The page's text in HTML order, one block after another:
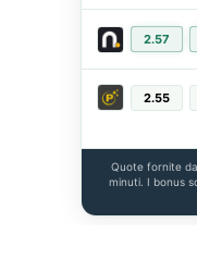
2.57
2.55
Quote fornite da
minuti. I bonus